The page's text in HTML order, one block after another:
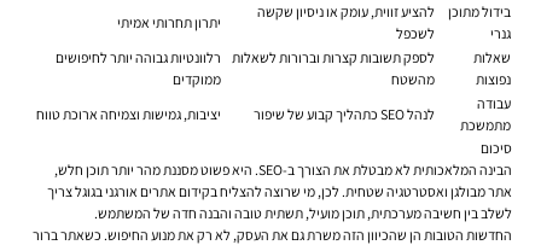
בידול מתוכן
גנרי
להציע זווית, עומק או ניסיון שקשה
לשכפל
יתרון תחרותי אמיתי
שאלות
נפוצות
לספק תשובות קצרות וברורות לשאלות
מהשטח
רלוונטיות גבוהה יותר לחיפושים
ממוקדים
עבודה
מתמשכת
לנהל SEO כתהליך קבוע של שיפור
יציבות, גמישות וצמיחה ארוכת טווח
סיכום
הבינה המלאכותית לא מבטלת את הצורך ב-SEO. היא פשוט מסננת מהר יותר תוכן חלש,
אתר מבולגן ואסטרטגיה שטחית. לכן, מי שרוצה להצליח בקידום אתרים אורגני בגוגלצריך
לשלב בין חשיבה מערכתית, תוכן מועיל, תשתית טובה והבנה חדה של המשתמש.
החדשות הטובות הן שהכיוון הזה משרת גם את העסק, לא רק את מנוע החיפוש. כשאתר ברור